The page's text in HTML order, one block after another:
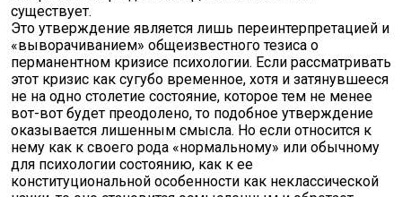
существует.
Это утверждение является лишь переинтерпретацией и
«выворачиванием» общеизвестного тезиса о
перманентном кризисе психологии. Если рассматривать
этот кризис как сугубо временное, хотя и затянувшееся
не на одно столетие состояние, которое тем не менее
вот-вот будет преодолено, то подобное утверждение
оказывается лишенным смысла. Но если относится к
нему как к своего рода «нормальному» или обычному
для психологии состоянию, как к ее
конституциональной особенности как неклассической